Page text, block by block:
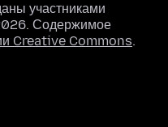
участниками
Содержимое
Creative Commons.